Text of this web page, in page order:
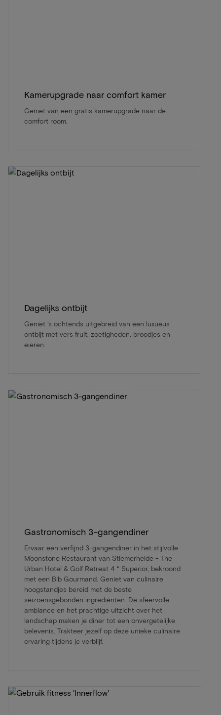
Kamerupgrade naar comfort kamer
Geniet van een gratis kamerupgrade naar de
comfort room.
Dagelijks ontbijt
Geniet 's ochtends uitgebreid van een luxueus
ontbijt met vers fruit, zoetigheden, broodjes en
eieren.
Gastronomisch 3-gangendiner
Ervaar een verfijnd 3-gangendiner in het stijlvolle
Moonstone Restaurant van Stiemerheide - The
Urban Hotel & Golf Retreat 4 * Superior, bekroond
met een Bib Gourmand. Geniet van culinaire
hoogstandjes bereid met de beste
seizoensgebonden ingrediënten. De sfeervolle
ambiance en het prachtige uitzicht over het
landschap maken je diner tot een onvergetelijke
belevenis. Trakteer jezelf op deze unieke culinaire
ervaring tijdens je verblijf.